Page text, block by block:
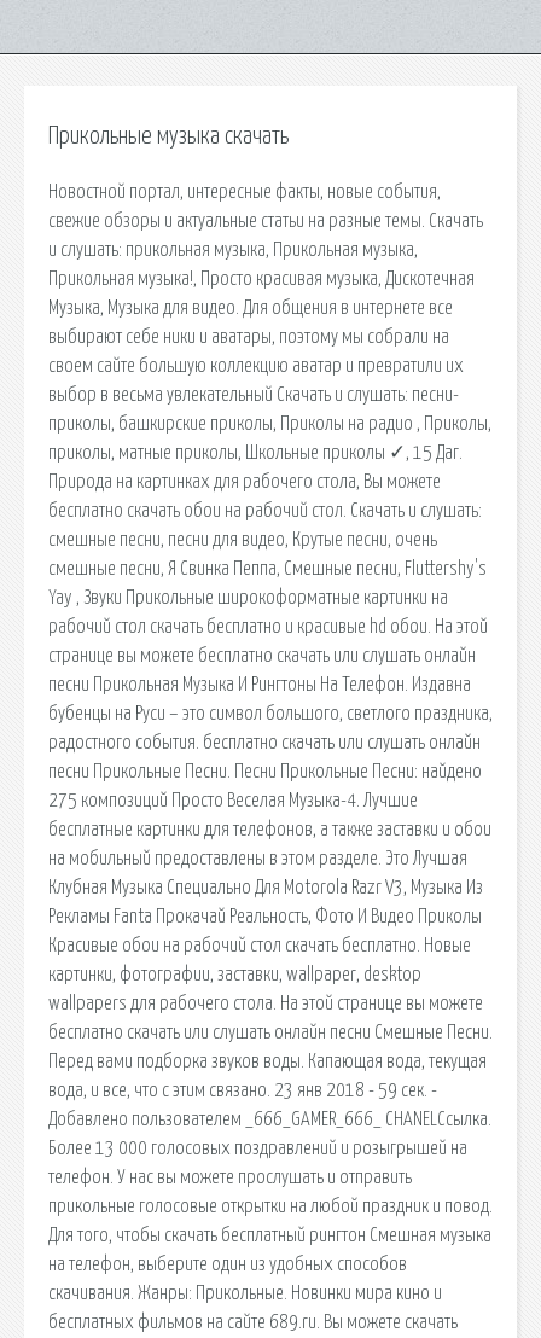
Прикольные музыка скачать
Новостной портал, интересные факты, новые события,
свежие обзоры и актуальные статьи на разные темы. Скачать
и слушать: прикольная музыка, Прикольная музыка,
Прикольная музыка!, Просто красивая музыка, Дискотечная
Музыка, Музыка для видео. Для общения в интернете все
выбирают себе ники и аватары, поэтому мы собрали на
своем сайте большую коллекцию аватар и превратили их
выбор в весьма увлекательный Скачать и слушать: песни-
приколы, башкирские приколы, Приколы на радио , Приколы,
приколы, матные приколы, Школьные приколы ✓, 15 Даг.
Природа на картинках для рабочего стола, Вы можете
бесплатно скачать обои на рабочий стол. Скачать и слушать:
смешные песни, песни для видео, Крутые песни, очень
смешные песни, Я Свинка Пеппа, Смешные песни, Fluttershy's
Yay , Звуки Прикольные широкоформатные картинки на
рабочий стол скачать бесплатно и красивые hd обои. На этой
странице вы можете бесплатно скачать или слушать онлайн
песни Прикольная Музыка И Рингтоны На Телефон. Издавна
бубенцы на Руси – это символ большого, светлого праздника,
радостного события. бесплатно скачать или слушать онлайн
песни Прикольные Песни. Песни Прикольные Песни: найдено
275 композиций Просто Веселая Музыка-4. Лучшие
бесплатные картинки для телефонов, а также заставки и обои
на мобильный предоставлены в этом разделе. Это Лучшая
Клубная Музыка Специально Для Motorola Razr V3, Музыка Из
Рекламы Fanta Прокачай Реальность, Фото И Видео Приколы
Красивые обои на рабочий стол скачать бесплатно. Новые
картинки, фотографии, заставки, wallpaper, desktop
wallpapers для рабочего стола. На этой странице вы можете
бесплатно скачать или слушать онлайн песни Смешные Песни.
Перед вами подборка звуков воды. Капающая вода, текущая
вода, и все, что с этим связано. 23 янв 2018 - 59 сек. -
Добавлено пользователем _666_GAMER_666_ CHANELСсылка.
Более 13 000 голосовых поздравлений и розыгрышей на
телефон. У нас вы можете прослушать и отправить
прикольные голосовые открытки на любой праздник и повод.
Для того, чтобы скачать бесплатный рингтон Смешная музыка
на телефон, выберите один из удобных способов
скачивания. Жанры: Прикольные. Новинки мира кино и
бесплатных фильмов на сайте 689.ru. Вы можете скачать